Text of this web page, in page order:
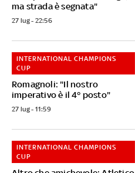
ma strada è segnata"
27 lug - 22:56
Romagnoli: "Il nostro
imperativo è il 4° posto"
INTERNATIONAL CHAMPIONS
CUP
27 lug - 11:59
INTERNATIONAL CHAMPIONS
CUP